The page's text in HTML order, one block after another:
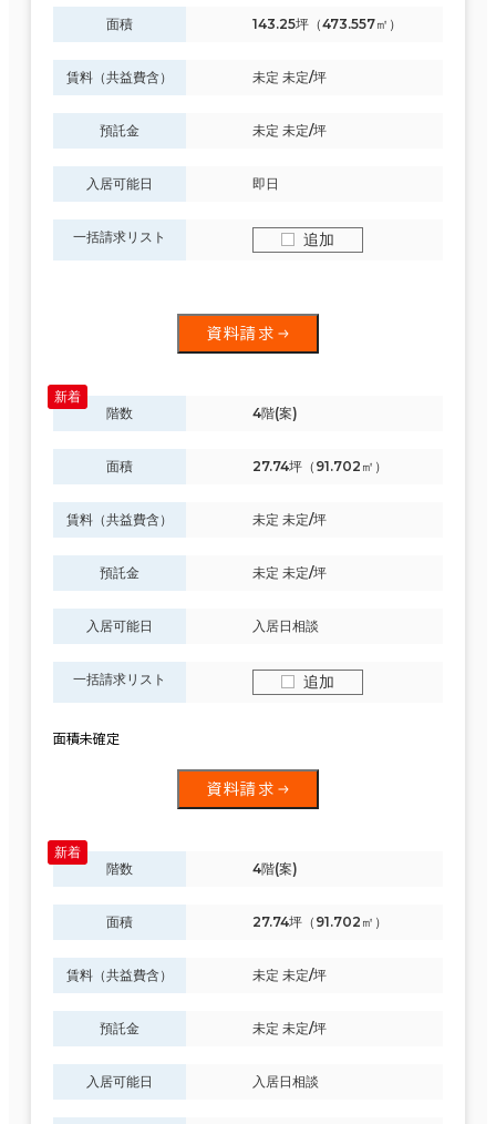
面積 143.25坪（473.557㎡）
賃料（共益費含） 未定 未定/坪
預託金 未定 未定/坪
入居可能日 即日
一括請求リスト 追加
資料請求
階数 4階(案)
面積 27.74坪（91.702㎡）
賃料（共益費含） 未定 未定/坪
預託金 未定 未定/坪
入居可能日 入居日相談
一括請求リスト 追加
面積未確定
資料請求
階数 4階(案)
面積 27.74坪（91.702㎡）
賃料（共益費含） 未定 未定/坪
預託金 未定 未定/坪
入居可能日 入居日相談